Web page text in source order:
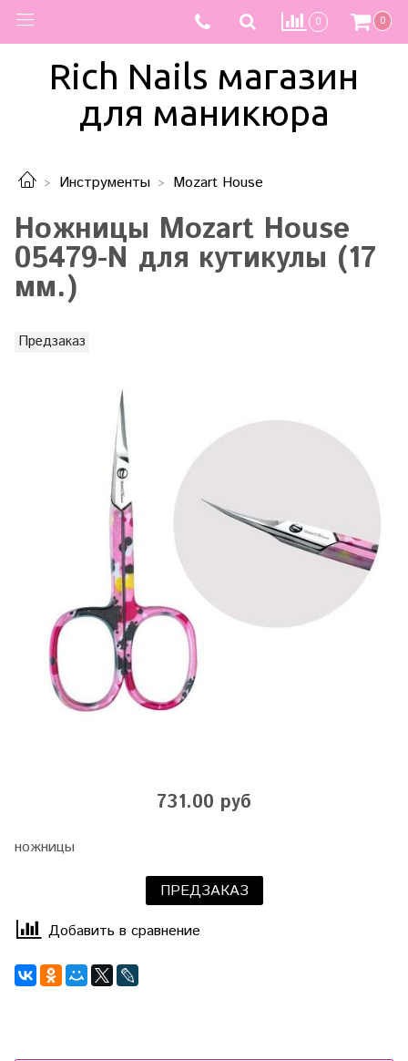
0 0
Rich Nails магазин
для маникюра
Инструменты Mozart House
Ножницы Mozart House
05479-N для кутикулы (17
мм.)
Предзаказ
731.00 руб
ножницы
ПРЕДЗАКАЗ
Добавить в сравнение